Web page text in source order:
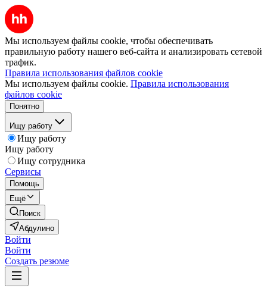
Мы используем файлы cookie, чтобы обеспечивать
правильную работу нашего веб-сайта и анализировать сетевой
трафик.
Правила использования файлов cookie
Мы используем файлы cookie. Правила использования
файлов cookie
Понятно
Ищу работу
Ищу работу
Ищу работу
Ищу сотрудника
Сервисы
Помощь
Ещё
Поиск
Абдулино
Войти
Войти
Создать резюме